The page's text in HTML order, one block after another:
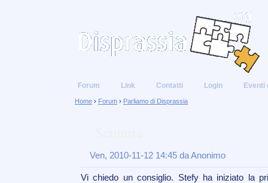
Forum Link Contatti Login Eventi
Home › Forum › Parliamo di Disprassia
Ven, 2010-11-12 14:45 da Anonimo
Vi chiedo un consiglio. Stefy ha iniziato la